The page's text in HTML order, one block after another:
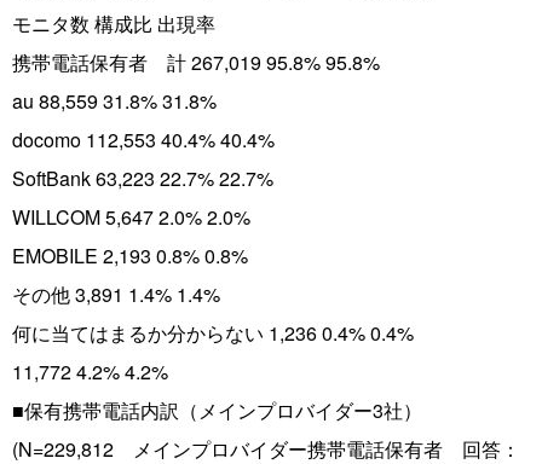
モニタ数 構成比 出現率
携帯電話保有者 計 267,019 95.8% 95.8%
au 88,559 31.8% 31.8%
docomo 112,553 40.4% 40.4%
SoftBank 63,223 22.7% 22.7%
WILLCOM 5,647 2.0% 2.0%
EMOBILE 2,193 0.8% 0.8%
その他 3,891 1.4% 1.4%
何に当てはまるか分からない 1,236 0.4% 0.4%
11,772 4.2% 4.2%
■保有携帯電話内訳（メインプロバイダー3社）
(N=229,812 メインプロバイダー携帯電話保有者 回答：